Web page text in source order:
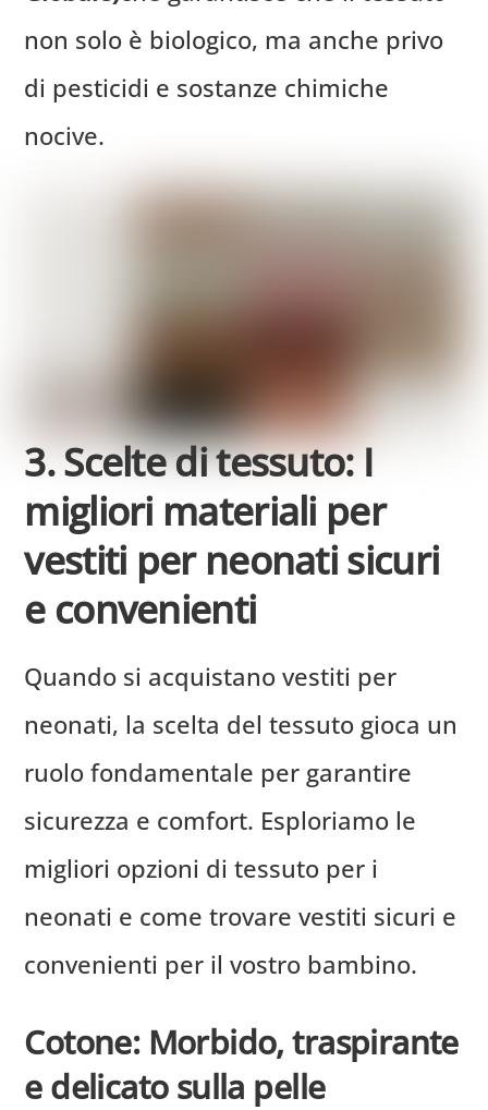
non solo è biologico, ma anche privo
di pesticidi e sostanze chimiche
nocive.
3. Scelte di tessuto: I
migliori materiali per
vestiti per neonati sicuri
e convenienti
Quando si acquistano vestiti per
neonati, la scelta del tessuto gioca un
ruolo fondamentale per garantire
sicurezza e comfort. Esploriamo le
migliori opzioni di tessuto per i
neonati e come trovare vestiti sicuri e
convenienti per il vostro bambino.
Cotone: Morbido, traspirante
e delicato sulla pelle